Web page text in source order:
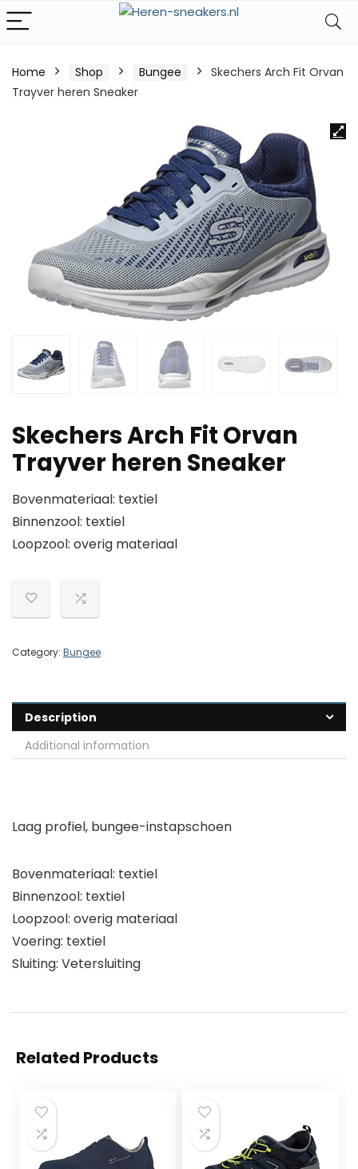
Home Shop Bungee
Skechers Arch Fit Orvan
Trayver heren Sneaker
Skechers Arch Fit Orvan
Trayver heren Sneaker
Bovenmateriaal: textiel
Binnenzool: textiel
Loopzool: overig materiaal
Category: Bungee
Description
Additional information
Laag profiel, bungee-instapschoen
Bovenmateriaal: textiel
Binnenzool: textiel
Loopzool: overig materiaal
Voering: textiel
Sluiting: Vetersluiting
Related Products